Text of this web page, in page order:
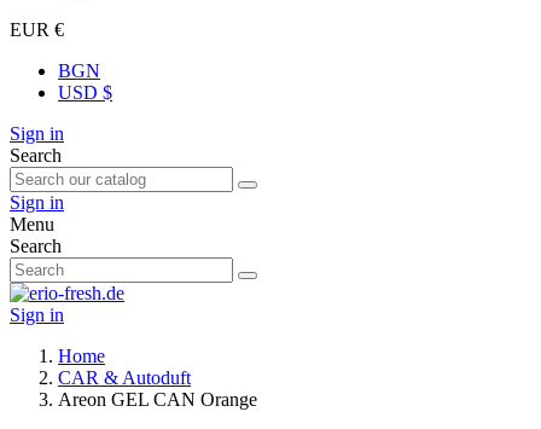
EUR €
BGN
USD $
Sign in
Search
Sign in
Menu
Search
Sign in
Home
CAR & Autoduft
Areon GEL CAN Orange